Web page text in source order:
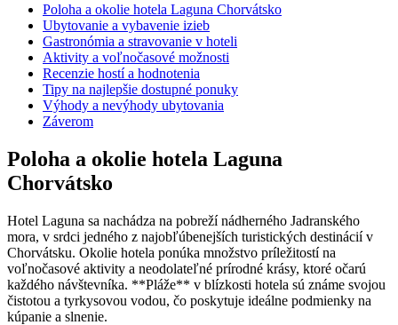
Poloha a okolie hotela Laguna Chorvátsko
Ubytovanie a vybavenie izieb
Gastronómia a stravovanie v hoteli
Aktivity a voľnočasové možnosti
Recenzie hostí a hodnotenia
Tipy na najlepšie dostupné ponuky
Výhody a nevýhody ubytovania
Záverom
Poloha a okolie hotela Laguna
Chorvátsko
Hotel Laguna sa nachádza na pobreží nádherného Jadranského
mora, v srdci jedného z najobľúbenejších turistických destinácií v
Chorvátsku. Okolie hotela ponúka množstvo príležitostí na
voľnočasové aktivity a neodolateľné prírodné krásy, ktoré očarú
každého návštevníka. **Pláže** v blízkosti hotela sú známe svojou
čistotou a tyrkysovou vodou, čo poskytuje ideálne podmienky na
kúpanie a slnenie.